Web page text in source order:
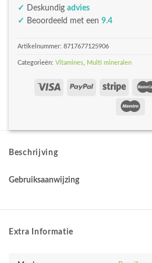
✓
Deskundig advies
✓ Beoordeeld met een 9.4
Artikelnummer: 8717677125906
Categorieën: Vitamines Multi mineralen
Beschrijving
Gebruiksaanwijzing
Extra Informatie